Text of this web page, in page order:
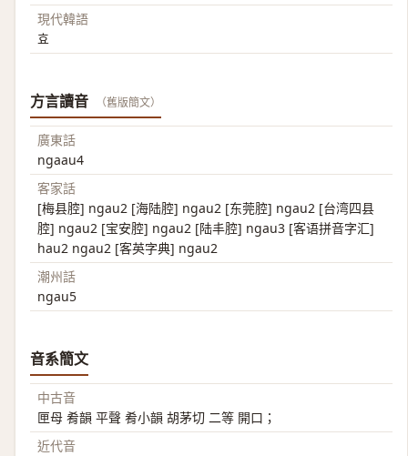
現代韓語
효
方言讀音 （舊版簡文）
廣東話
ngaau4
客家話
[梅县腔] ngau2 [海陆腔] ngau2 [东莞腔] ngau2 [台湾四县
腔] ngau2 [宝安腔] ngau2 [陆丰腔] ngau3 [客语拼音字汇]
hau2 ngau2 [客英字典] ngau2
潮州話
ngau5
音系簡文
中古音
匣母 肴韻 平聲 肴小韻 胡茅切 二等 開口；
近代音